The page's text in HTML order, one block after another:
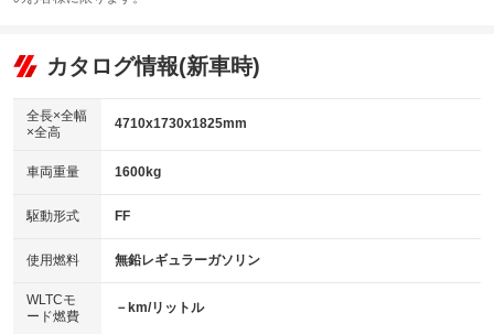
リフトアップ
：装備なし
：装備なし
パワーウィンドウ
アイドリングストップ
：装備なし
USB入力端子
：装備なし
100V電源
：装備なし
センターデフロック
：装備なし
ビジュアル：-／DVD再生
：装備あり
：装備あり
革シート
キーレス
HID(キセノンライト)
：装備なし
バックカメラ
：装備あり
エアロ
：装備なし
カタログ情報(新車時)
全長×全幅
×全高
4710x1730x1825mm
車両重量 1600kg
駆動形式 FF
使用燃料 無鉛レギュラーガソリン
WLTCモ
ード燃費
－km/リットル